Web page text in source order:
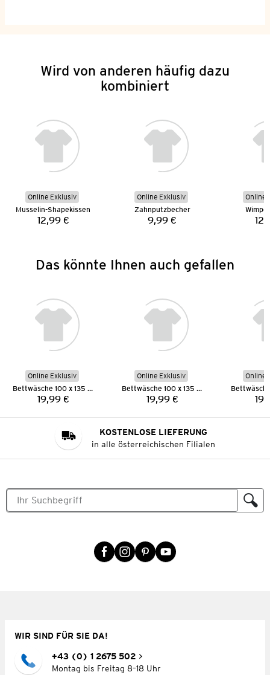
Wird von anderen häufig dazu
kombiniert
Online Exklusiv
Musselin-Shapekissen
Preis:
12,99 €
Online Exklusiv
Zahnputzbecher
Preis:
9,99 €
Online
Das könnte Ihnen auch gefallen
Online Exklusiv
Bettwäsche 100 x 135 cm
Preis:
19,99 €
Online Exklusiv
Bettwäsche 100 x 135 cm
Preis:
19,99 €
Online
KOSTENLOSE LIEFERUNG
in alle österreichischen Filialen
WIR SIND FÜR SIE DA!
+43 (0) 1 2675 502
Montag bis Freitag 8–18 Uhr